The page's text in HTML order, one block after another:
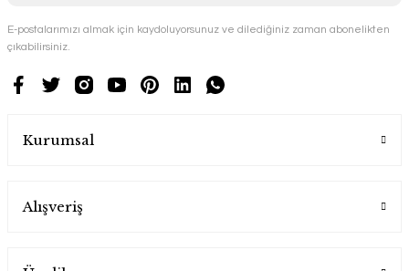
E-postalarımızı almak için kaydoluyorsunuz ve dilediğiniz zaman abonelikten
çıkabilirsiniz.
Kurumsal
Alışveriş